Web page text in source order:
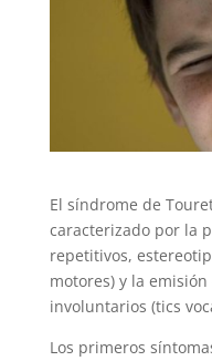
El síndrome de
caracterizado por la
repetitivos,
motores) y la
involuntarios (tics
Los primeros